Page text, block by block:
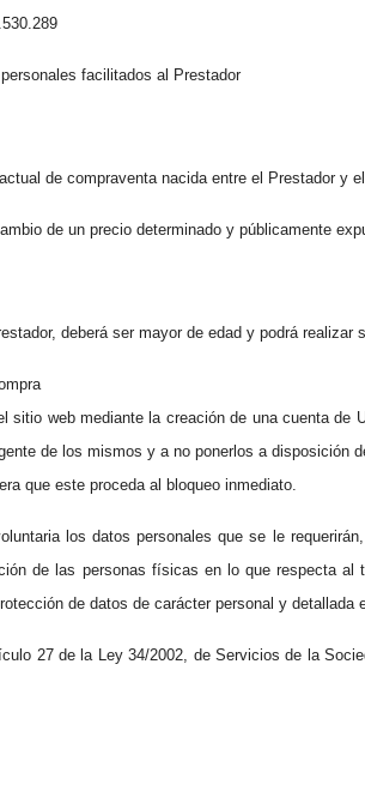
facilitados al Prestador
de compraventa nacida entre el Prestador y el
de un precio determinado y públicamente
deberá ser mayor de edad y podrá realizar
sitio web mediante la creación de una cuenta
de los mismos y a no ponerlos a
que este proceda al bloqueo inmediato.
los datos personales que se le
de las personas físicas en lo que respecta
de datos de carácter personal y
27 de la Ley 34/2002, de Servicios de la